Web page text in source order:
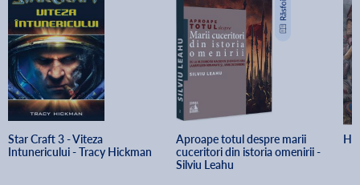
Star Craft 3 - Viteza
Intunericului - Tracy Hickman
Aproape totul despre marii
cuceritori din istoria omenirii -
Silviu Leahu